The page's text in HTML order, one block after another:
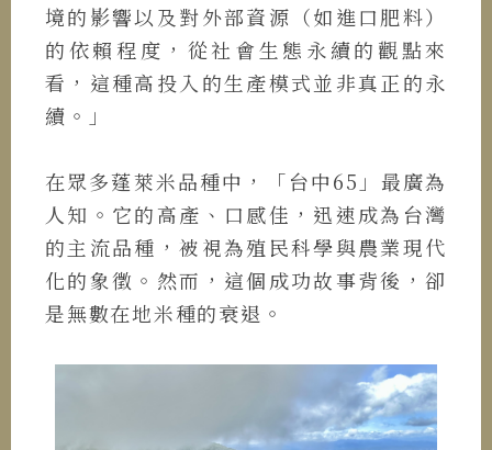
境的影響以及對外部資源（如進口肥料）
的依賴程度，從社會生態永續的觀點來
看，這種高投入的生產模式並非真正的永
續。」
在眾多蓬萊米品種中，「台中65」最廣為
人知。它的高產、口感佳，迅速成為台灣
的主流品種，被視為殖民科學與農業現代
化的象徵。然而，這個成功故事背後，卻
是無數在地米種的衰退。